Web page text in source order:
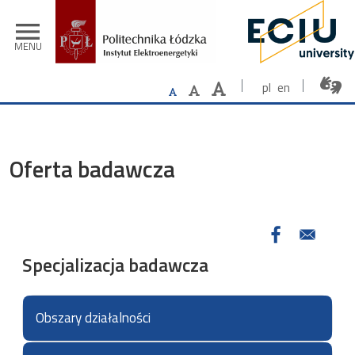
menu
MENU
pl en
Oferta badawcza
Specjalizacja badawcza
Obszary działalności